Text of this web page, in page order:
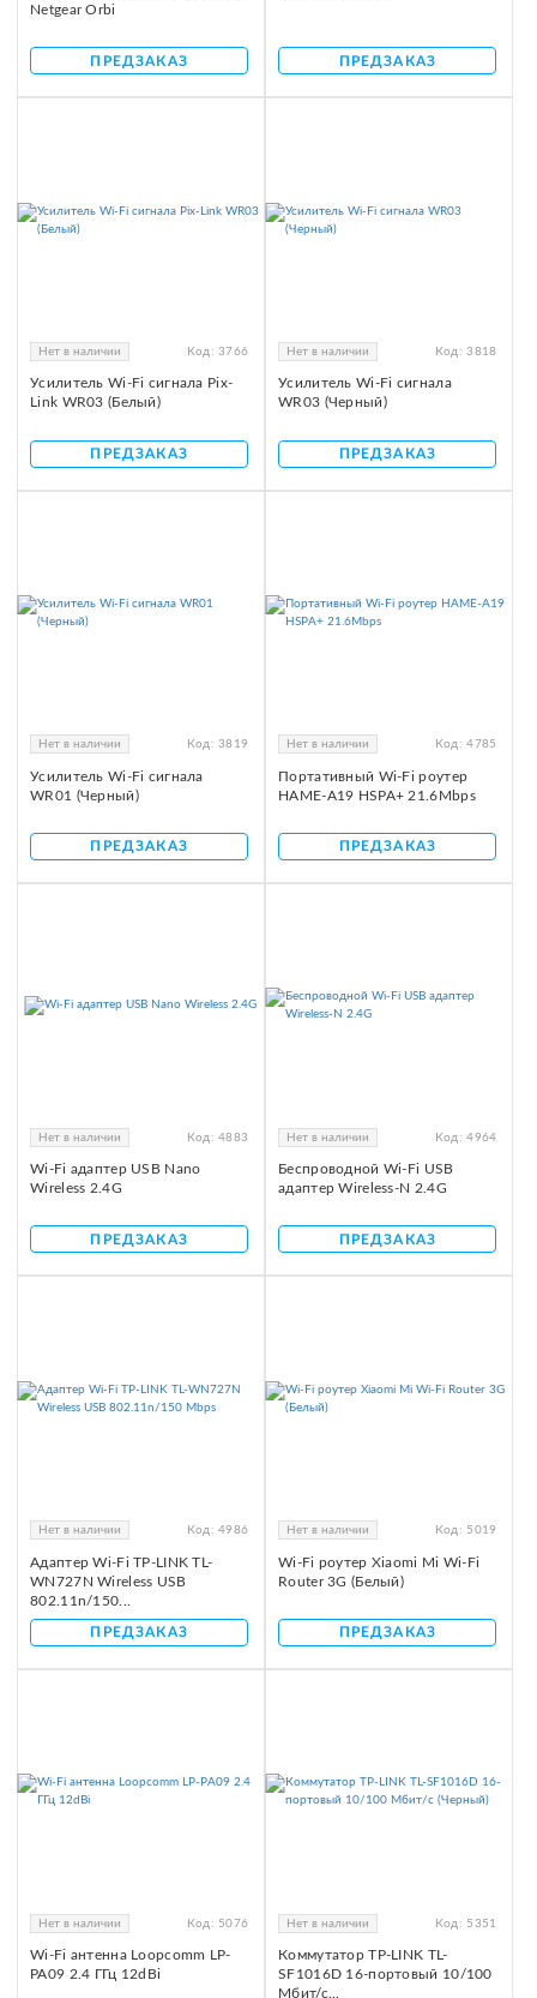
Netgear Orbi
ПРЕДЗАКАЗ ПРЕДЗАКАЗ
Нет в наличии Код: 3766
Усилитель Wi-Fi сигнала Pix-
Link WR03 (Белый)
ПРЕДЗАКАЗ
Нет в наличии Код: 3818
Усилитель Wi-Fi сигнала
WR03 (Черный)
ПРЕДЗАКАЗ
Нет в наличии Код: 3819
Усилитель Wi-Fi сигнала
WR01 (Черный)
ПРЕДЗАКАЗ
Нет в наличии Код: 4785
Портативный Wi-Fi роутер
HAME-A19 HSPA+ 21.6Mbps
ПРЕДЗАКАЗ
Нет в наличии Код: 4883
Wi-Fi адаптер USB Nano
Wireless 2.4G
ПРЕДЗАКАЗ
Нет в наличии Код: 4964
Беспроводной Wi-Fi USB
адаптер Wireless-N 2.4G
ПРЕДЗАКАЗ
Нет в наличии Код: 4986
Адаптер Wi-Fi TP-LINK TL-
WN727N Wireless USB
802.11n/150...
ПРЕДЗАКАЗ
Нет в наличии Код: 5019
Wi-Fi роутер Xiaomi Mi Wi-Fi
Router 3G (Белый)
ПРЕДЗАКАЗ
Нет в наличии Код: 5076
Wi-Fi антенна Loopcomm LP-
PA09 2.4 ГГц 12dBi
Нет в наличии Код: 5351
Коммутатор TP-LINK TL-
SF1016D 16-портовый 10/100
Мбит/с...